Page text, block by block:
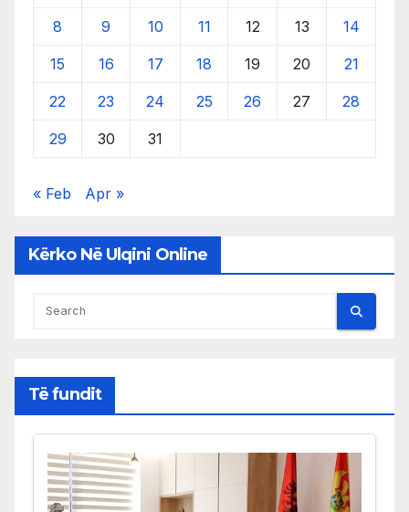
8 9 10 11 12 13 14
15 16 17 18 19 20 21
22 23 24 25 26 27 28
29 30 31
« Feb Apr »
Kërko Në Ulqini Online
Të fundit